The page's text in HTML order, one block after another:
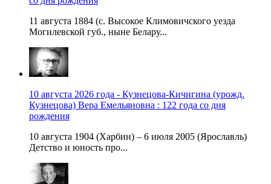
11 августа 1884 (с. Высокое Климовичского уезда
Могилевской губ., ныне Белару...
10 августа 2026 года - Кузнецова-Кичигина (урожд.
Кузнецова) Вера Емельяновна : 122 года со дня
рождения
10 августа 1904 (Харбин) – 6 июля 2005 (Ярославль)
Детство и юность про...